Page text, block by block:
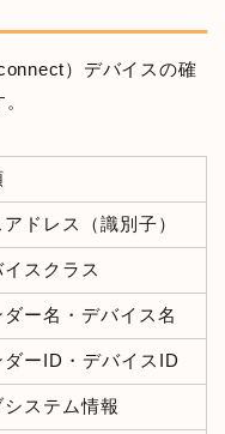
）デバイスの確
ドレス（識別子）
イスクラス
ダー名・デバイス名
ダーID・デバイスID
システム情報